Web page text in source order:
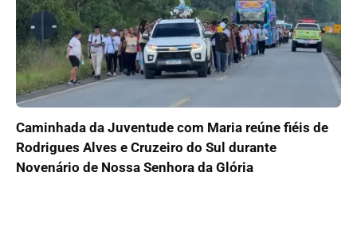
Caminhada da Juventude com Maria reúne fiéis de
Rodrigues Alves e Cruzeiro do Sul durante
Novenário de Nossa Senhora da Glória